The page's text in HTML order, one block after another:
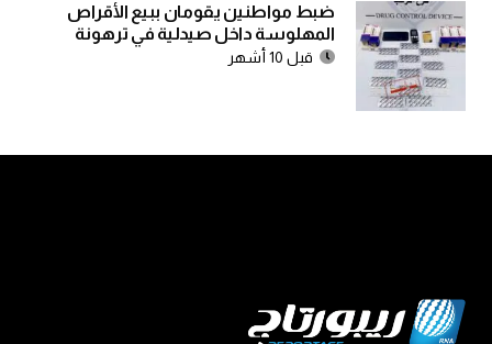
ضبط مواطنين يقومان ببيع الأقراص
المهلوسة داخل صيدلية في ترهونة
قبل 10 أشهر